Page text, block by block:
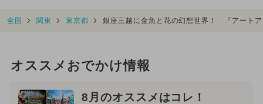
全国 関東 東京都 銀座三越に金魚と花の幻想世界！ 『アート
オススメおでかけ情報
8月のオススメはコレ！